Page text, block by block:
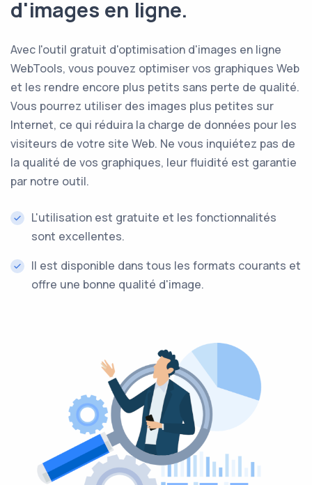
d'images en ligne.
Avec l'outil gratuit d'optimisation d'images en ligne
WebTools, vous pouvez optimiser vos graphiques Web
et les rendre encore plus petits sans perte de qualité.
Vous pourrez utiliser des images plus petites sur
Internet, ce qui réduira la charge de données pour les
visiteurs de votre site Web. Ne vous inquiétez pas de
la qualité de vos graphiques, leur fluidité est garantie
par notre outil.
L'utilisation est gratuite et les fonctionnalités
sont excellentes.
Il est disponible dans tous les formats courants et
offre une bonne qualité d'image.